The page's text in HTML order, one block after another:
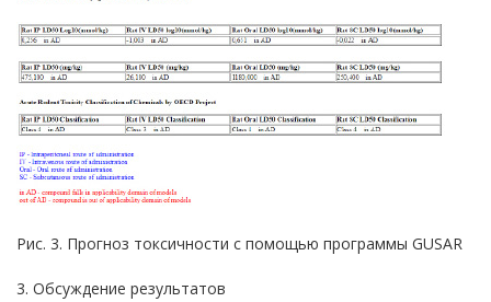
Рис. 3. Прогноз токсичности с помощью программы GUSAR
3. Обсуждение результатов